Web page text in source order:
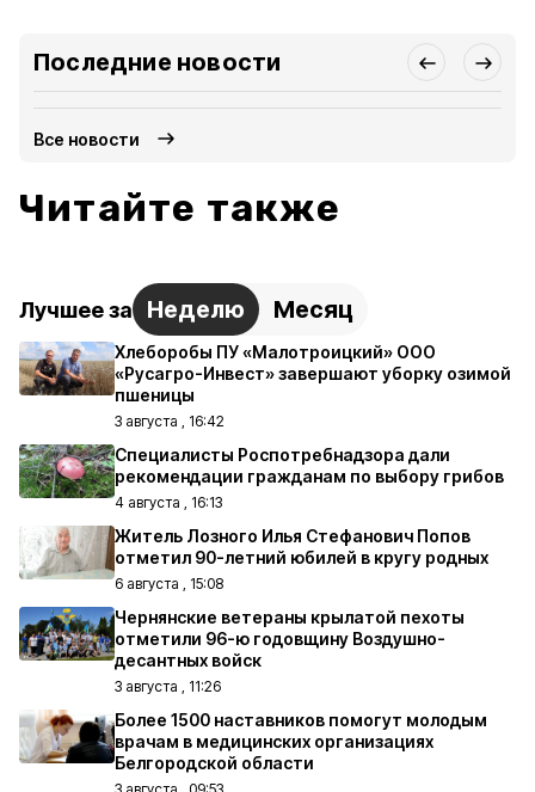
Последние новости
Все новости
Читайте также
Лучшее за Неделю Месяц
Хлеборобы ПУ «Малотроицкий» ООО
«Русагро-Инвест» завершают уборку озимой
пшеницы
3 августа , 16:42
Специалисты Роспотребнадзора дали
рекомендации гражданам по выбору грибов
4 августа , 16:13
Житель Лозного Илья Стефанович Попов
отметил 90-летний юбилей в кругу родных
6 августа , 15:08
Чернянские ветераны крылатой пехоты
отметили 96-ю годовщину Воздушно-
десантных войск
3 августа , 11:26
Более 1500 наставников помогут молодым
врачам в медицинских организациях
Белгородской области